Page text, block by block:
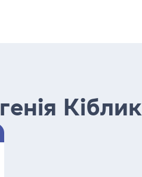
Кіблик